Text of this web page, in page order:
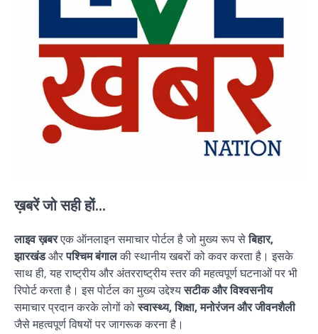
ख़बरें जो सही हों...
लाइव ख़बरएक ऑनलाइन समाचार पोर्टल है जो मुख्य रूप सेबिहार,
झारखंडऔरपश्चिम बंगालकी स्थानीय खबरों को कवर करता है। इसके
साथ ही, यह राष्ट्रीय और अंतरराष्ट्रीय स्तर की महत्वपूर्ण घटनाओं पर भी
रिपोर्ट करता है। इस पोर्टल का मुख्य उद्देश्यसटीक और विश्वसनीय
समाचार प्रदान करके लोगों कोस्वास्थ्य, शिक्षा, मनोरंजन और जीवनशैली
जैसे महत्वपूर्ण विषयों पर जागरूक करना है।